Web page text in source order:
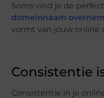
Soms vind je de
domeinnaam
vormt van jouw online
Consistentie
Consistentie in je